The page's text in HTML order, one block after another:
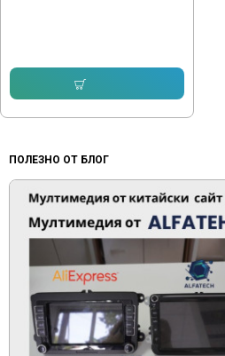
ПОЛЕЗНО ОТ БЛОГ